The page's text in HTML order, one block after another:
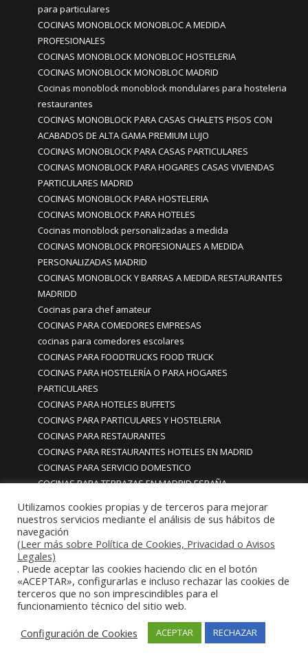
para particulares
COCINAS MONOBLOCK MONOBLOC A MEDIDA
PROFESIONALES
COCINAS MONOBLOCK MONOBLOC HOSTELERIA
COCINAS MONOBLOCK MONOBLOC MADRID
Cocinas monoblock monoblock mondulares para hosteleria
restaurantes
COCINAS MONOBLOCK PARA CASAS CHALETS PISOS CON
ACABADOS DE ALTA GAMA PREMIUM LUJO
COCINAS MONOBLOCK PARA CASAS PARTICULARES
COCINAS MONOBLOCK PARA HOGARES CASAS VIVIENDAS
PARTICULARES MADRID
COCINAS MONOBLOCK PARA HOSTELERIA
COCINAS MONOBLOCK PARA HOTELES
Cocinas monoblock personalizadas a medida
COCINAS MONOBLOCK PROFESIONALES A MEDIDA
PERSONALIZADAS MADRID
COCINAS MONOBLOCK Y BARRAS A MEDIDA RESTAURANTES
MADRIDD
Cocinas para chef amateur
COCINAS PARA COMEDORES EMPRESAS
cocinas para comedores escolares
COCINAS PARA FOODTRUCKS FOOD TRUCK
COCINAS PARA HOSTELERÍA O PARA HOGARES
PARTICULARES
COCINAS PARA HOTELES BUFFETS
COCINAS PARA PARTICULARES Y HOSTELERIA
COCINAS PARA RESTAURANTES
COCINAS PARA RESTAURANTES HOTELES EN MADRID
COCINAS PARA SERVICIO DOMESTICO
COCINAS PARA TERRAZAS EN MADRID ESPAÑA
COCINAS PREMIUM LUJO PARA RESTAURANTES
RESTAURACIÓN MADRID
COCINAS PREMIUM MADRID
COCINAS PREMIUM PROFESIONALES MADRID
COCINAS PROFESIONALES
COCINAS PROFESIONALES • MOBILIARIO • ENCIMERAS •
REVESTIMIENTOS • ESTRUCTURAS • ELEMENTOS
DECORATIVOS ACERO INOXIDABLE
COCINAS PROFESIONALES A MEDIDA PERSONALIZADAS PARA
Utilizamos cookies propias y de terceros para mejorar
nuestros servicios mediante el análisis de sus hábitos de
navegación
(Leer más sobre Política de Cookies, Privacidad o Avisos
Legales)
. Puede aceptar las cookies haciendo clic en el botón
«ACEPTAR», configurarlas e incluso rechazar las cookies de
terceros que no son imprescindibles para el
funcionamiento técnico del sitio web.
Configuración de Cookies
ACEPTAR RECHAZAR